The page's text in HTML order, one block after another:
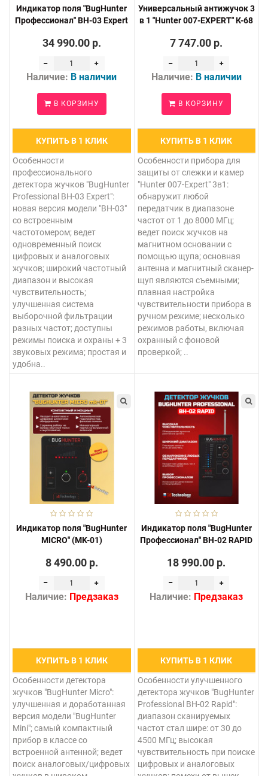
Индикатор поля "BugHunter
Профессионал" BH-03 Expert
34 990.00 р.
Наличие: В наличии
В КОРЗИНУ
КУПИТЬ В 1 КЛИК
Особенности
профессионального
детектора жучков "BugHunter
Professional BH-03 Expert":
новая версия модели "BH-03"
со встроенным
частотомером; ведет
одновременный поиск
цифровых и аналоговых
жучков; широкий частотный
диапазон и высокая
чувствительность;
улучшенная система
выборочной фильтрации
разных частот; доступны
режимы поиска и охраны + 3
звуковых режима; простая и
удобна..
Универсальный антижучок 3
в 1 "Hunter 007-EXPERT" К-68
7 747.00 р.
Наличие: В наличии
В КОРЗИНУ
КУПИТЬ В 1 КЛИК
Особенности прибора для
защиты от слежки и камер
"Hunter 007-Expert" 3в1:
обнаружит любой
передатчик в диапазоне
частот от 1 до 8000 МГц;
ведет поиск жучков на
магнитном основании с
помощью щупа; основная
антенна и магнитный сканер-
щуп являются съемными;
плавная настройка
чувствительности прибора в
ручном режиме; несколько
режимов работы, включая
охранный с фоновой
проверкой; ..
Индикатор поля "BugHunter
МICRO" (MK-01)
8 490.00 р.
Наличие: Предзаказ
КУПИТЬ В 1 КЛИК
Особенности детектора
жучков "BugHunter Micro":
улучшенная и доработанная
версия модели "BugHunter
Mini"; самый компактный
прибор в классе со
встроенной антенной; ведет
поиск аналоговых/цифровых
Индикатор поля "BugHunter
Профессионал" BH-02 RAPID
18 990.00 р.
Наличие: Предзаказ
КУПИТЬ В 1 КЛИК
Особенности улучшенного
детектора жучков "BugHunter
Professional BH-02 Rapid":
диапазон сканируемых
частот стал шире: от 30 до
4500 МГц; высокая
чувствительность при поиске
цифровых и аналоговых